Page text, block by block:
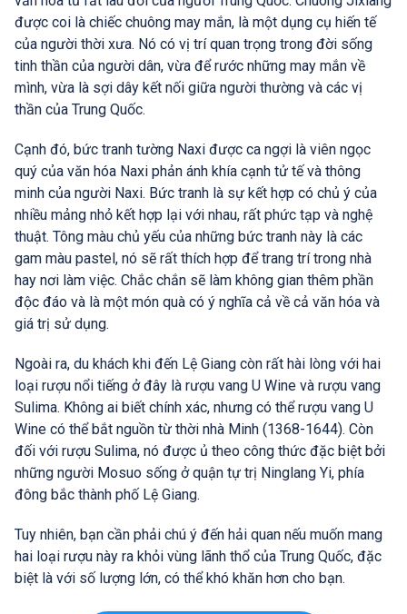
được coi là chiếc chuông may mắn, là một dụng cụ hiến tế
của người thời xưa. Nó có vị trí quan trọng trong đời sống
tinh thần của người dân, vừa để rước những may mắn về
mình, vừa là sợi dây kết nối giữa người thường và các vị
thần của Trung Quốc.
Cạnh đó, bức tranh tường Naxi được ca ngợi là viên ngọc
quý của văn hóa Naxi phản ánh khía cạnh tử tế và thông
minh của người Naxi. Bức tranh là sự kết hợp có chủ ý của
nhiều mảng nhỏ kết hợp lại với nhau, rất phức tạp và nghệ
thuật. Tông màu chủ yếu của những bức tranh này là các
gam màu pastel, nó sẽ rất thích hợp để trang trí trong nhà
hay nơi làm việc. Chắc chắn sẽ làm không gian thêm phần
độc đáo và là một món quà có ý nghĩa cả về cả văn hóa và
giá trị sử dụng.
Ngoài ra, du khách khi đến Lệ Giang còn rất hài lòng với hai
loại rượu nổi tiếng ở đây là rượu vang U Wine và rượu vang
Sulima. Không ai biết chính xác, nhưng có thể rượu vang U
Wine có thể bắt nguồn từ thời nhà Minh (1368-1644). Còn
đối với rượu Sulima, nó được ủ theo công thức đặc biệt bởi
những người Mosuo sống ở quận tự trị Ninglang Yi, phía
đông bắc thành phố Lệ Giang.
Tuy nhiên, bạn cần phải chú ý đến hải quan nếu muốn mang
hai loại rượu này ra khỏi vùng lãnh thổ của Trung Quốc, đặc
biệt là với số lượng lớn, có thể khó khăn hơn cho bạn.